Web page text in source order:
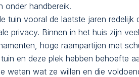
onder handbereik.
tuin vooral de laatste jaren
privacy. Binnen in het huis zijn
hoge raampartijen met
en deze plek hebben behoefte
weten wat ze willen en die